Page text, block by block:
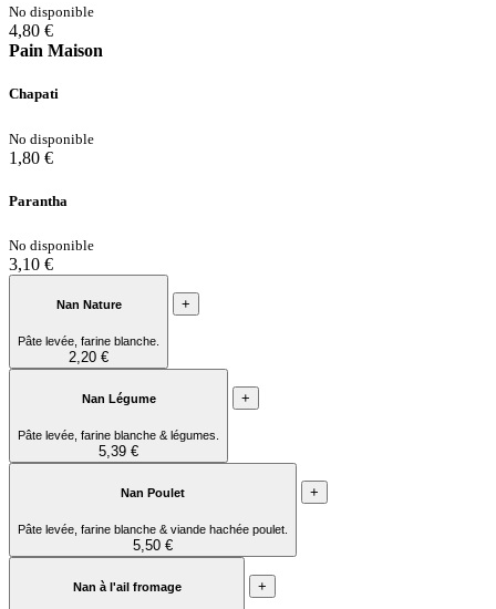
No disponible
4,80 €
Pain Maison
Chapati
No disponible
1,80 €
Parantha
No disponible
3,10 €
Nan Nature
Pâte levée, farine blanche.
2,20 €
+
Nan Légume
Pâte levée, farine blanche & légumes.
5,39 €
+
Nan Poulet
Pâte levée, farine blanche & viande hachée poulet.
5,50 €
+
Nan à l'ail fromage +